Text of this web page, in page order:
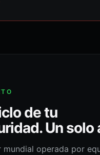
de tu
Un solo
mundial operada por